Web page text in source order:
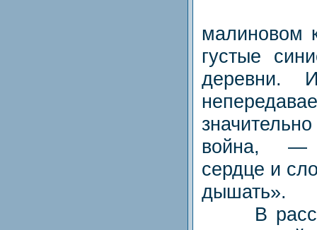
малиновом
густые
деревни.
война, —
сердце и
дышать».
В